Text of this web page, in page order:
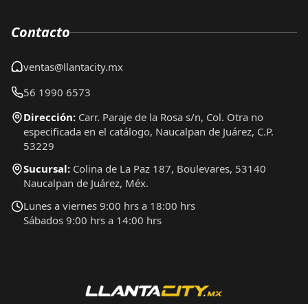
Contacto
ventas@llantacity.mx
56 1990 6573
Dirección: Carr. Paraje de la Rosa s/n, Col. Otra no
especificada en el catálogo, Naucalpan de Juárez, C.P.
53229
Sucursal: Colina de La Paz 187, Boulevares, 53140
Naucalpan de Juárez, Méx.
Lunes a viernes 9:00 hrs a 18:00 hrs
Sábados 9:00 hrs a 14:00 hrs